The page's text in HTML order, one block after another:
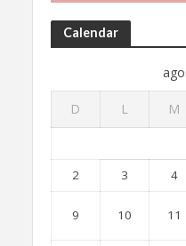
Calendar
D L M
2
3 4
9 10 11